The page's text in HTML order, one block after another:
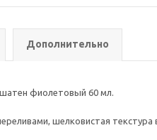
Дополнительно
фиолетовый 60 мл.
шелковистая